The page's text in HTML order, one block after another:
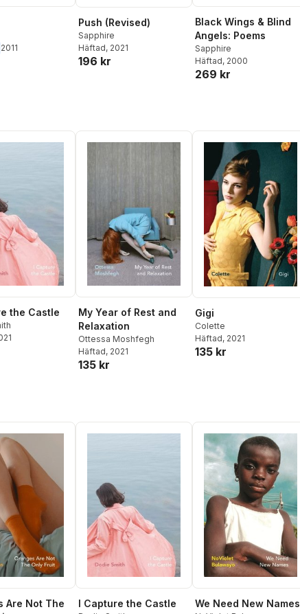
2011
Push (Revised)
Sapphire
Häftad, 2021
196 kr
Black Wings & Blind
Angels: Poems
Sapphire
Häftad, 2000
269 kr
the Castle
My Year of Rest and
Relaxation
Ottessa Moshfegh
Häftad, 2021
135 kr
Gigi
Colette
Häftad, 2021
135 kr
Are Not The
I Capture the Castle We Need New Names